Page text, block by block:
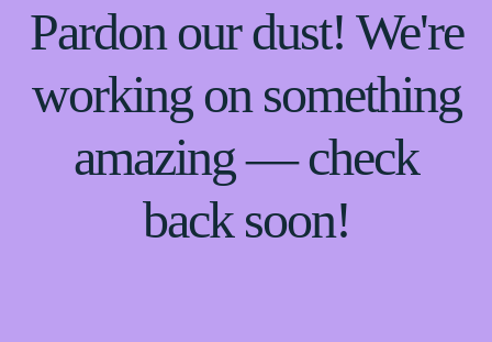
Pardon our dust! We're
working on something
amazing — check
back soon!